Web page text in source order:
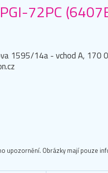
72PC
1595/14a - vchod A, 170
upozornění. Obrázky mají pouze